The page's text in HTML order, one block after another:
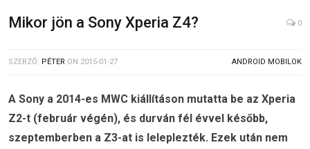
Mikor jön a Sony Xperia Z4? 0
SZERZŐ: PÉTER ON 2015-01-27 ANDROID MOBILOK
A Sony a 2014-es MWC kiállításon mutatta be az Xperia
Z2-t (február végén), és durván fél évvel később,
szeptemberben a Z3-at is leleplezték. Ezek után nem